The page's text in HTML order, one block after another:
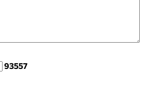
93557